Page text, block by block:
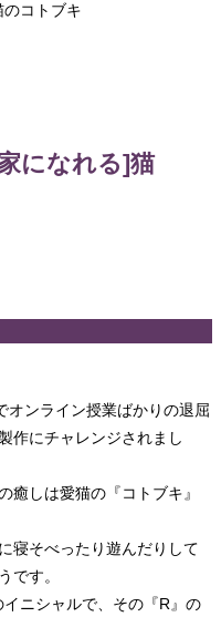
コトブキ
になれる]猫
オンライン授業ばかりの退屈
作にチャレンジされまし
癒しは愛猫の『コトブキ』
寝そべったり遊んだりして
です。
ニシャルで、その『R』の